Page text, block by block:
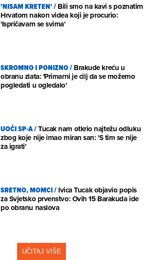
'NISAM KRETEN'/Bili smo na kavi s poznatim
Hrvatom nakon videa koji je procurio:
'Ispričavam se svima'
SKROMNO I PONIZNO/Brakude kreću u
obranu zlata: 'Primarni je cilj da se možemo
pogledati u ogledalo'
UOČI SP-A/Tucak nam otkrio najtežu odluku
zbog koje nije imao miran san: 'S tim se nije
za igrati'
SRETNO, MOMCI/Ivica Tucak objavio popis
za Svjetsko prvenstvo: Ovih 15 Barakuda ide
po obranu naslova
UČITAJ VIŠE